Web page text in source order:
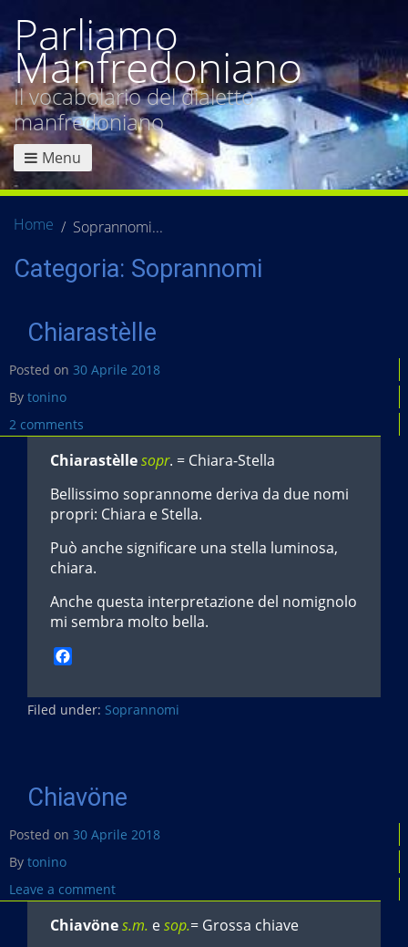
Parliamo
Manfredoniano
Il vocabolario del dialetto
manfredoniano
Menu
Home Soprannomi
Categoria: Soprannomi
Chiarastèlle
Posted on 30 Aprile 2018
By tonino
2 comments
Chiarastèllesopr. = Chiara-Stella
Bellissimo soprannome deriva da due nomi
propri: Chiara e Stella.
Può anche significare una stella luminosa,
chiara.
Anche questa interpretazione del nomignolo
mi sembra molto bella.
c
e
Filed under: Soprannomi
Chiavöne
Posted on 30 Aprile 2018
By tonino
Leave a comment
Chiavönes.m. esop.= Grossa chiave